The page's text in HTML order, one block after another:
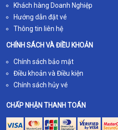
Khách hàng Doanh Nghiệp
Hướng dẫn đặt vé
Thông tin liên hệ
CHÍNH SÁCH VÀ ĐIỀU KHOẢN
Chính sách bảo mật
Điều khoản và Điều kiện
Chính sách hủy vé
CHẤP NHẬN THANH TOÁN